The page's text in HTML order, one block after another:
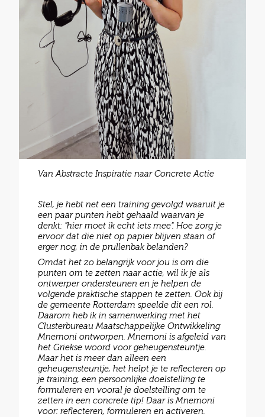
Van Abstracte Inspiratie naar Concrete Actie
Stel, je hebt net een training gevolgd waaruit je
een paar punten hebt gehaald waarvan je
denkt: "hier moet ik echt iets mee". Hoe zorg je
ervoor dat die niet op papier blijven staan of
erger nog, in de prullenbak belanden?
Omdat het zo belangrijk voor jou is om die
punten om te zetten naar actie, wil ik je als
ontwerper ondersteunen en je helpen de
volgende praktische stappen te zetten. Ook bij
de gemeente Rotterdam speelde dit een rol.
Daarom heb ik in samenwerking met het
Clusterbureau Maatschappelijke Ontwikkeling
Mnemoni ontworpen. Mnemoni is afgeleid van
het Griekse woord voor geheugensteuntje.
Maar het is meer dan alleen een
geheugensteuntje, het helpt je te reflecteren op
je training, een persoonlijke doelstelling te
formuleren en vooral je doelstelling om te
zetten in een concrete tip! Daar is Mnemoni
voor: reflecteren, formuleren en activeren.